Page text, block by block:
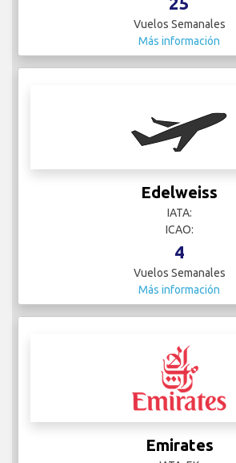
Vuelos Semanales
Más información
Edelweiss
IATA:
ICAO:
4
Vuelos Semanales
Más información
Emirates